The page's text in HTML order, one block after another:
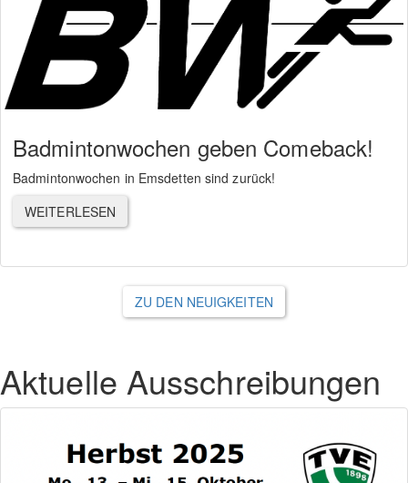
Badmintonwochen geben Comeback!
Badmintonwochen in Emsdetten sind zurück!
WEITERLESEN
ZU DEN NEUIGKEITEN
Aktuelle Ausschreibungen